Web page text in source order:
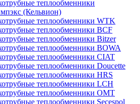
теплообменники
(Кельвион)
теплообменники WTK
теплообменники BCF
теплообменники Bitzer
теплообменники BOWA
теплообменники CIAT
теплообменники Doucette
теплообменники HRS
теплообменники LCH
теплообменники OMT
теплообменники Secespol